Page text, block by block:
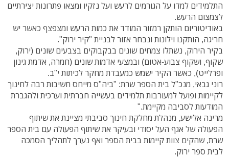
התלמידים למדו על הגורמים לרעש ועל נזקיו ומצאו פתרונות יצירתיים
לצמצום הרעש.
באודיטוריום הותקן רמזור המודד את כמות הרעש ומצפצף כאשר יש
חריגה, הותקנו וילונות ונבחר אזור לבניית "קיר ירוק".
בקיר הירוק, נשתלו צמחים שונים בבקבוקים בצבעים שונים (ירוק,
שקוף, ושקוף צבוע-אטום) ובמצעי אדמות שונים (חמרה, אדמת גינון
ופרלייט), כאשר הקיר ישמש כמעבדת מחקר לכיתות י"ב.
רוני גבאי, מנכ"ל בית הספר שרת: "ביה"ס מייחס חשיבות רבה לחינוך
לקיימות ופועל למעורבות תלמידים בעשייה חברתית וערכית ולהגברת
המודעות לסביבה מקיימת."
מרינה אלישע, מנהלת מחלקת חינוך סביבתי מציינת את שיתוף
הפעולה של אגף העל יסודי ובעיקר את שיתוף הפעולה עם בית הספר
שרת, שהקים צוות קיימות בבית הספר ואף נערך לתהליך הסמכה
לבית ספר ירוק.